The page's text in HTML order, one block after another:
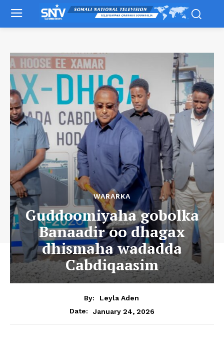
WARARKA
Guddoomiyaha gobolka
Banaadir oo dhagax
dhismaha wadadda
Cabdiqaasim
By:
Leyla Aden
Date:
January 24, 2026